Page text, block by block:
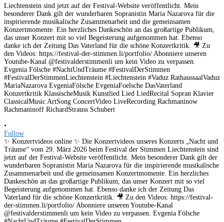
•
Follow
✨ Konzertvideos online ✨ Die Konzertvideos unseres Konzerts „Nacht und
Träume“ vom 29. März 2026 beim Festival der Stimmen Liechtenstein sind
jetzt auf der Festival-Website veröffentlicht. Mein besonderer Dank gilt der
wunderbaren Sopranistin Maria Nazarova für die inspirierende musikalische
Zusammenarbeit und die gemeinsamen Konzertmomente. Ein herzliches
Dankeschön an das großartige Publikum, das unser Konzert mit so viel
Begeisterung aufgenommen hat. Ebenso danke ich der Zeitung Das
Vaterland für die schöne Konzertkritik. 🎥 Zu den Videos: https://festival-
der-stimmen.li/portfolio/ Abonniere unseren Youtube-Kanal
@festivalderstimmenli um kein Video zu verpassen. Evgenia Fölsche